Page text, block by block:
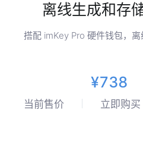
离线生成和存
搭配 imKey Pro 硬件钱包，
¥738
当前售价 立即购买